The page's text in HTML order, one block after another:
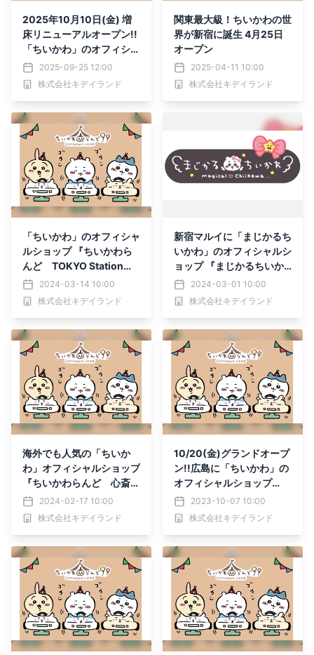
2025年10月10日(金) 増
床リニューアルオープン!!
「ちいかわ」のオフィシャ
ルショップ 『ちいかわら
んど 原宿店』
2025-09-25 12:00
株式会社キデイランド
関東最大級！ちいかわの世
界が新宿に誕生 4月25日
オープン
2025-04-11 10:00
株式会社キデイランド
「ちいかわ」のオフィシャ
ルショップ 『ちいかわら
んど TOKYO Station』
が エリアを拡大してリニ
ューアル！！2024年3月2
7日(水)グランドオープン
2024-03-14 10:00
株式会社キデイランド
新宿マルイに「まじかるち
いかわ」のオフィシャルシ
ョップ 『まじかるちいか
わストア新宿マルイ店』!!
2024年3月14日(木)グラ
ンドオープン
2024-03-01 10:00
株式会社キデイランド
海外でも人気の「ちいか
わ」オフィシャルショップ
『ちいかわらんど 心斎橋
パルコ店』2024年3月1日
（金）グランドオープン
2024-02-17 10:00
株式会社キデイランド
10/20(金)グランドオープ
ン!!広島に「ちいかわ」の
オフィシャルショップ
『ちいかわらんど 広島パ
ルコ店』
2023-10-07 10:00
株式会社キデイランド